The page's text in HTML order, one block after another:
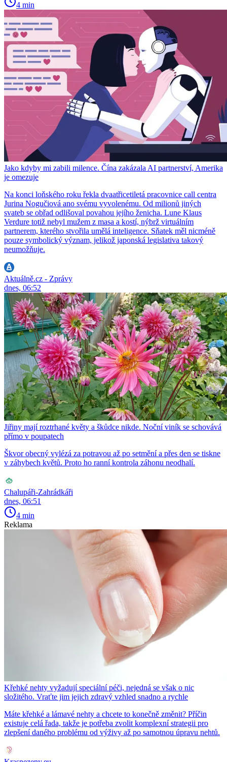
4 min
Jako kdyby mi zabili milence. Čína zakázala AI partnerství, Amerika
je omezuje
Na konci loňského roku řekla dvaatřicetiletá pracovnice call centra
Jurina Nogučiová ano svému vyvolenému. Od milionů jiných
svateb se obřad odlišoval povahou jejího ženicha. Lune Klaus
Verdure totiž nebyl mužem z masa a kostí, nýbrž virtuálním
partnerem, kterého stvořila umělá inteligence. Sňatek měl nicméně
pouze symbolický význam, jelikož japonská legislativa takový
neumožňuje.
Aktuálně.cz - Zprávy
dnes, 06:52
Jiřiny mají roztrhané květy a škůdce nikde. Noční viník se schovává
přímo v poupatech
Škvor obecný vylézá za potravou až po setmění a přes den se tiskne
v záhybech květů. Proto ho ranní kontrola záhonu neodhalí.
Chalupáři-Zahrádkáři
dnes, 06:51
4 min
Reklama
Křehké nehty vyžadují speciální péči, nejedná se však o nic
složitého. Vraťte jim jejich zdravý vzhled snadno a rychle
Máte křehké a lámavé nehty a chcete to konečně změnit? Příčin
existuje celá řada, takže je potřeba zvolit komplexní strategii pro
zlepšení daného problému od výživy až po samotnou úpravu nehtů.